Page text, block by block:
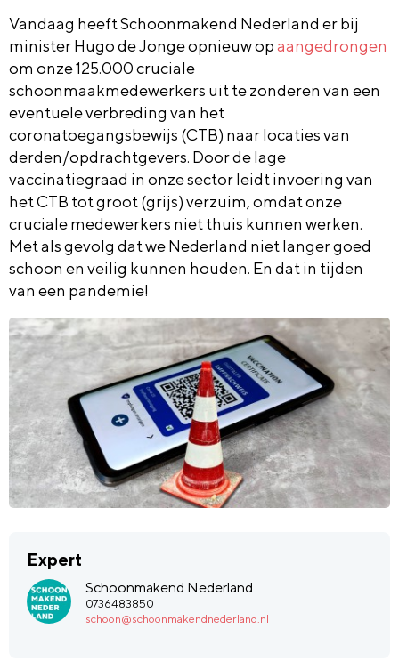
Vandaag heeft Schoonmakend Nederland er bij
minister Hugo de Jonge opnieuw opaangedrongen
om onze 125.000 cruciale
schoonmaakmedewerkers uit te zonderen van een
eventuele verbreding van het
coronatoegangsbewijs (CTB) naar locaties van
derden/opdrachtgevers. Door de lage
vaccinatiegraad in onze sector leidt invoering van
het CTB tot groot (grijs) verzuim, omdat onze
cruciale medewerkers niet thuis kunnen werken.
Met als gevolg dat we Nederland niet langer goed
schoon en veilig kunnen houden. En dat in tijden
van een pandemie!
Expert
Schoonmakend Nederland
0736483850
schoon@schoonmakendnederland.nl